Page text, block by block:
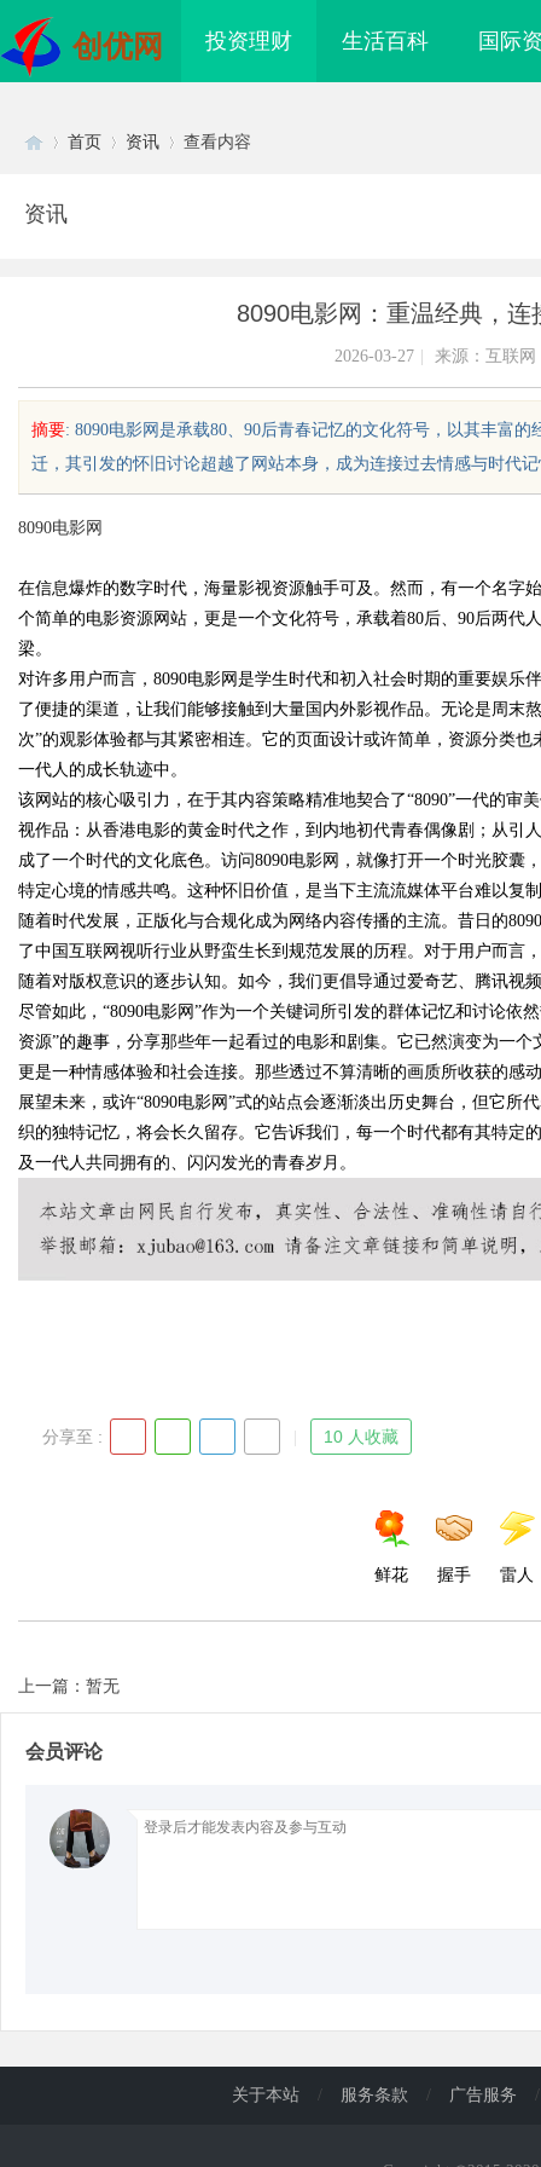
创优网 投资理财 生活百科 国际
uz
!
Bo
d
首页 资讯 查看内容
资讯
8090电影网：重温经典，
2026-03-27 来源：互联网
摘要: 8090电影网是承载80、90后青春记忆的文化符号，以其丰富
迁，其引发的怀旧讨论超越了网站本身，成为连接过去情感与时代
8090电影网
在信息爆炸的数字时代，海量影视资源触手可及。然而，有一个名字
个简单的电影资源网站，更是一个文化符号，承载着80后、90后两代
梁。
对许多用户而言，8090电影网是学生时代和初入社会时期的重要娱
了便捷的渠道，让我们能够接触到大量国内外影视作品。无论是周末
次”的观影体验都与其紧密相连。它的页面设计或许简单，资源分类
一代人的成长轨迹中。
该网站的核心吸引力，在于其内容策略精准地契合了“8090”一代的
视作品：从香港电影的黄金时代之作，到内地初代青春偶像剧；从引
成了一个时代的文化底色。访问8090电影网，就像打开一个时光胶
特定心境的情感共鸣。这种怀旧价值，是当下主流流媒体平台难以复
随着时代发展，正版化与合规化成为网络内容传播的主流。昔日的
了中国互联网视听行业从野蛮生长到规范发展的历程。对于用户而言
随着对版权意识的逐步认知。如今，我们更倡导通过爱奇艺、腾讯视
尽管如此，“8090电影网”作为一个关键词所引发的群体记忆和讨论依
资源”的趣事，分享那些年一起看过的电影和剧集。它已然演变为一
更是一种情感体验和社会连接。那些透过不算清晰的画质所收获的感
展望未来，或许“8090电影网”式的站点会逐渐淡出历史舞台，但它
织的独特记忆，将会长久留存。它告诉我们，每一个时代都有其特定
及一代人共同拥有的、闪闪发光的青春岁月。
分享至 : 10 人收藏
鲜花 握手 雷人
上一篇：暂无
会员评论
家林为华｜青白科
术资深医生 的眉眼唇，才是你整张脸的点睛
关于本站 / 服务条款 / 广告服务 /